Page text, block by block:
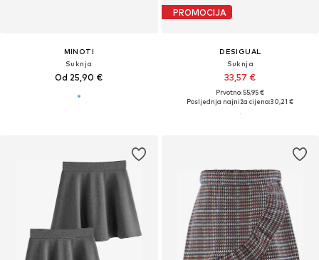
MINOTI
Suknja
Od 25,90 €
PROMOCIJA
DESIGUAL
Suknja
33,57 €
Prvotno: 55,95 €
Posljednja najniža cijena:30,21 €